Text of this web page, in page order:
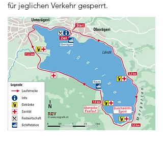
für jeglichen Verkehr gesperrt.